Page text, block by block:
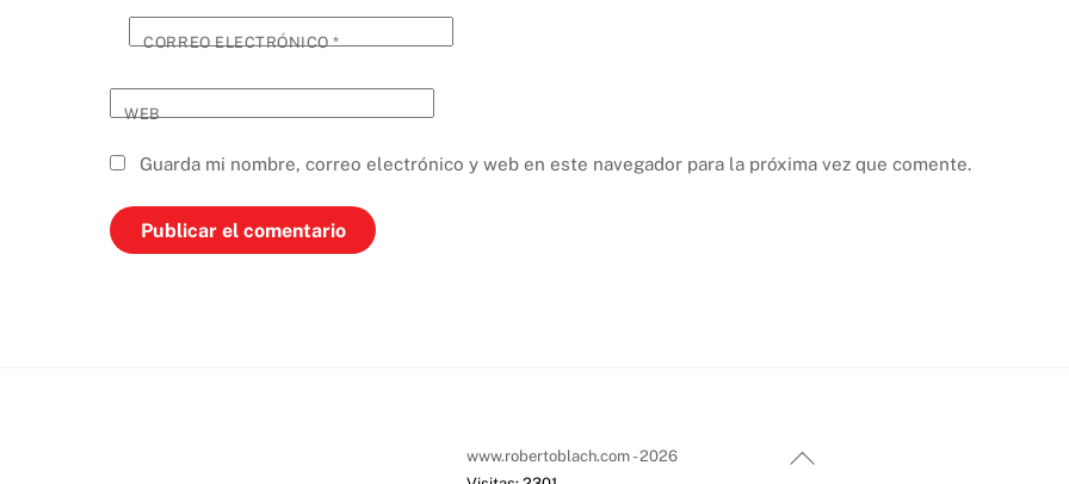
CORREO ELECTRÓNICO*
WEB
Guarda mi nombre, correo electrónico y web en este navegador para la próxima vez que comente.
Back
www.robertoblach.com - 2026